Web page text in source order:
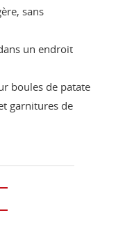
sans
un endroit
boules de patate
garnitures de